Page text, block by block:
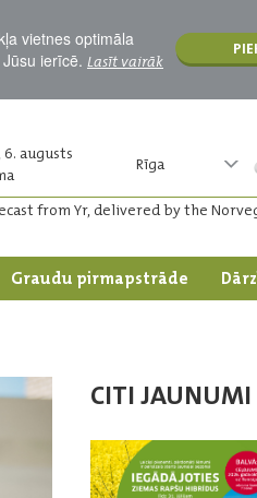
vietnes optimāla
ierīcē. Lasīt vairāk
augusts
Rīga
from Yr, delivered by the
Graudu pirmapstrāde
CITI JAUNUMI